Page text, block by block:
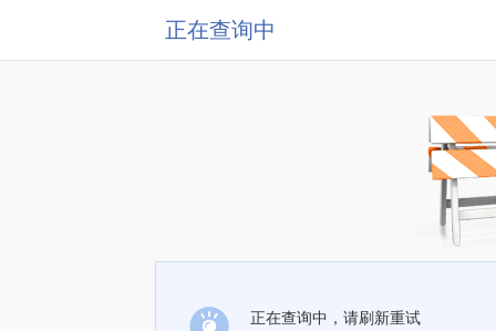
正在查询中
正在查询中，请刷新重试